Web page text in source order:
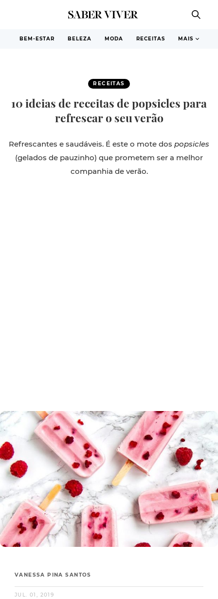
BEM-ESTAR BELEZA MODA RECEITAS MAIS
RECEITAS
10 ideias de receitas de popsicles para
refrescar o seu verão
Refrescantes e saudáveis. É este o mote dos popsicles
(gelados de pauzinho) que prometem ser a melhor
companhia de verão.
VANESSA PINA SANTOS
JUL. 01, 2019